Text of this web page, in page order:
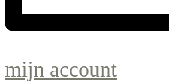
mijn account